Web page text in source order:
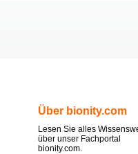
Über bionity.com
Lesen Sie alles
über unser Fachportal
bionity.com.